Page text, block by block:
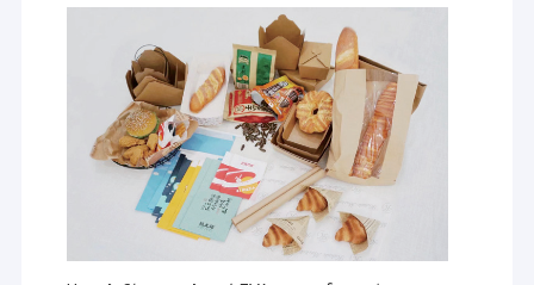
Σπίτι
Προϊόντα
Η Jiangsu Laiyi Packing Machinery Co., Ltd ιδρύθηκε το
2007 και μετακόμισε στην επαρχία Jintan το 2015. The
new factory with enlarged scale and advanced
technology has improved its brand influence and become